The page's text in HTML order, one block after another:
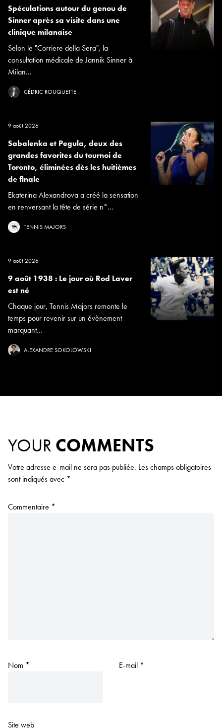
Spéculations autour du genou de
Sinner après sa visite dans une
clinique milanaise
Selon le "Corriere della Sera", la
consultation médicale de Jannik Sinner à
Milan...
CÉDRIC ROUQUETTE
9 août 2026
Sabalenka et Pegula, deux des
grandes favorites du tournoi de
Toronto, éliminées dès les huitièmes
de finale
Ekaterina Alexandrova a créé la sensation
en renversant la tête de série n°...
TENNIS MAJORS
9 août 2026
9 août 1938 : Le jour où Rod Laver
est né
Chaque jour, Tennis Majors remonte le
temps pour revenir sur un évènement
marquant...
ALEXANDRE SOKOLOWSKI
YOUR COMMENTS
Votre adresse e-mail ne sera pas publiée. Les champs obligatoires
sont indiqués avec *
Commentaire *
Nom * E-mail *
Site web